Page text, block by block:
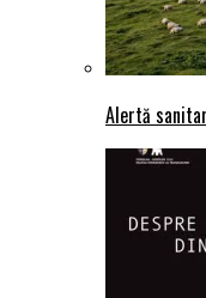
Alertă